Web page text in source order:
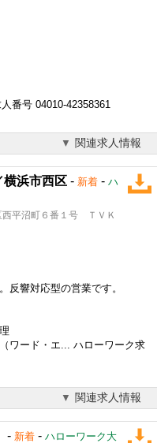
番号 04010-42358361
関連求人情報
横浜市西区 - 新着 - ハ
平沼町６番１号 ＴＶＫ
反響対応型の営業です。
ワード・エ... ハローワーク求
関連求人情報
- 新着 - ハローワーク大